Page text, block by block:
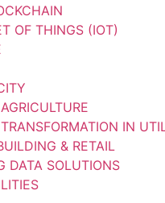
OF THINGS (IOT)
IN
& RETAIL
DATA SOLUTIONS